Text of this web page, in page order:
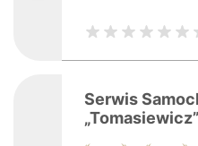
Serwis
„Tomasiewicz”